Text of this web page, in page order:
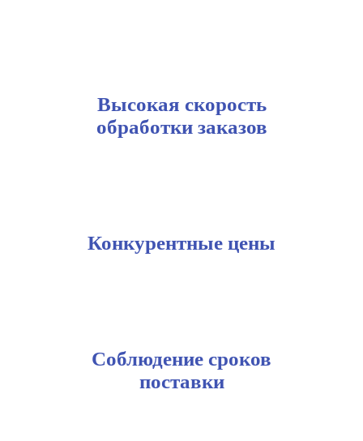
Высокая скорость
обработки заказов
Конкурентные цены
Соблюдение сроков
поставки